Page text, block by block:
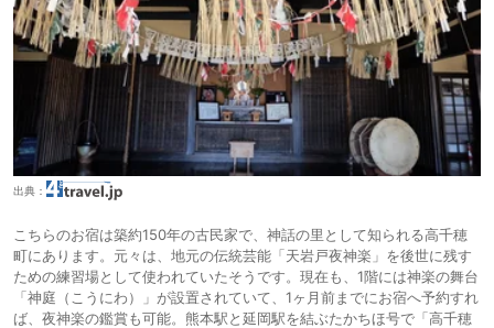
出典：
こちらのお宿は築約150年の古民家で、神話の里として知られる高千穂
町にあります。元々は、地元の伝統芸能「天岩戸夜神楽」を後世に残す
ための練習場として使われていたそうです。現在も、1階には神楽の舞台
「神庭（こうにわ）」が設置されていて、1ヶ月前までにお宿へ予約すれ
ば、夜神楽の鑑賞も可能。熊本駅と延岡駅を結ぶたかちほ号で「高千穂